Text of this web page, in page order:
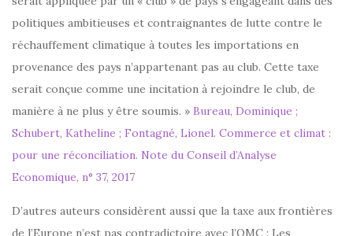
politiques ambitieuses et contraignantes de lutte contre le
réchauffement climatique à toutes les importations en
provenance des pays n’appartenant pas au club. Cette taxe
serait conçue comme une incitation à rejoindre le club, de
manière à ne plus y être soumis. » Bureau, Dominique ;
Schubert, Katheline ; Fontagné, Lionel. Commerce et climat :
pour une réconciliation. Note du Conseil d’Analyse
Economique, n° 37, 2017
D’autres auteurs considèrent aussi que la taxe aux frontières